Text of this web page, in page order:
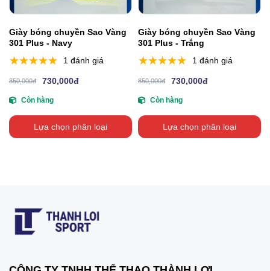
Giày bóng chuyền Sao Vàng
301 Plus - Navy
1 đánh giá
850,000đ 730,000đ
Còn hàng
Lựa chọn phân loại
Giày bóng chuyền Sao Vàng
301 Plus - Trắng
1 đánh giá
850,000đ 730,000đ
Còn hàng
Lựa chọn phân loại